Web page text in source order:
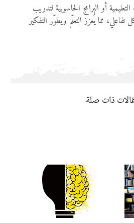
أو البرامج الحاسوبية لتدريب
مما يُعزز التعلّم ويطوّر التفكير
ذات صلة